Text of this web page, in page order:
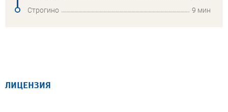
Строгино
9 мин
ЛИЦЕНЗИЯ